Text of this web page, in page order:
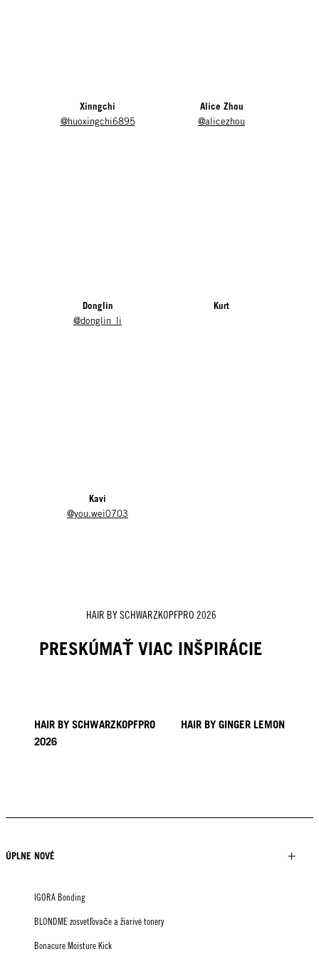
Xinngchi
@huoxingchi6895
Alice Zhou
@alicezhou
Donglin
@donglin_li
Kurt
Kavi
@you.wei0703
HAIR BY SCHWARZKOPFPRO 2026
PRESKÚMAŤ VIAC INŠPIRÁCIE
HAIR BY SCHWARZKOPFPRO
2026
HAIR BY GINGER LEMON
TUSH
ÚPLNE NOVÉ
IGORA Bonding
BLONDME zosvetľovače a žiarivé tonery
Bonacure Moisture Kick